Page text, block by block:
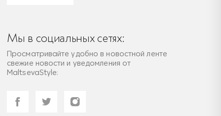
Мы в социальных сетях:
Просматривайте удобно в новостной ленте
свежие новости и уведомления от
MaltsevaStyle: